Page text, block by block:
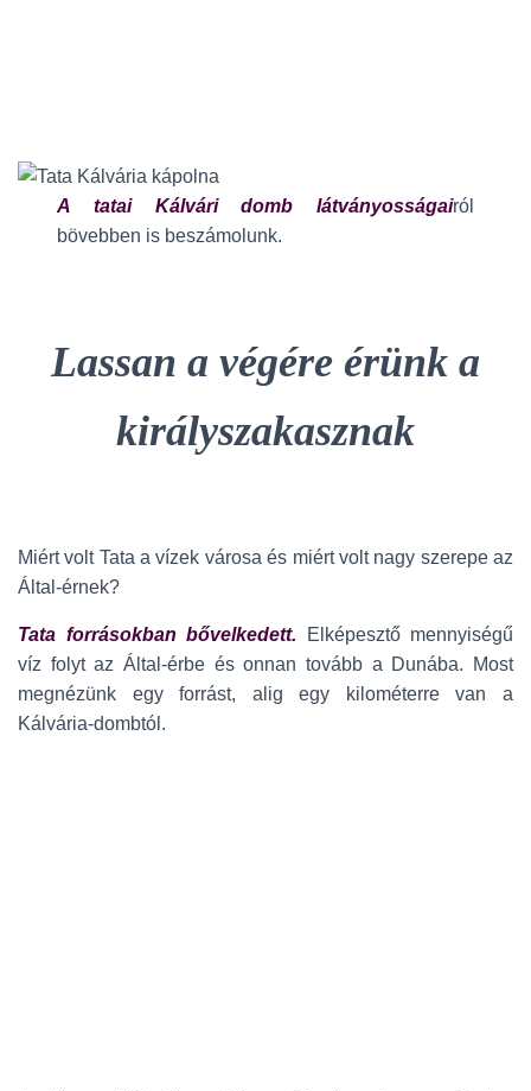
A tatai Kálvári domb látványosságairól
bövebben is beszámolunk.
Lassan a végére érünk a
királyszakasznak
Miért volt Tata a vízek városa és miért volt nagy szerepe az
Által-érnek?
Tata forrásokban bővelkedett. Elképesztő mennyiségű
víz folyt az Által-érbe és onnan tovább a Dunába. Most
megnézünk egy forrást, alig egy kilométerre van a
Kálvária-dombtól.